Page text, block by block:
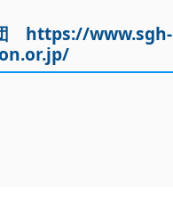
https://www.sgh-